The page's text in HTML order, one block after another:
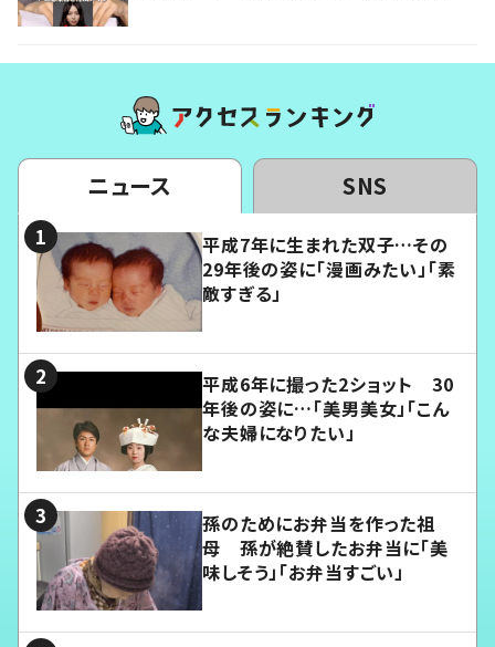
ニュース SNS
平成7年に生まれた双子…その
29年後の姿に「漫画みたい」「素
敵すぎる」
平成6年に撮った2ショット 30
年後の姿に…「美男美女」「こん
な夫婦になりたい」
孫のためにお弁当を作った祖
母 孫が絶賛したお弁当に「美
味しそう」「お弁当すごい」